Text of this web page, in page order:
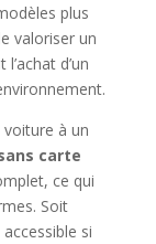
plus
valoriser un
d’un
à un
carte
ce qui
Soit
accessible si